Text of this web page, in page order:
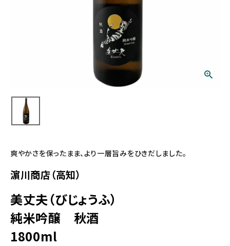
爽やかさを保ったまま、より一層旨みをひきだしました。
濵川商店（高知）
美丈夫（びじょうふ）
純米吟醸 秋酒
1800ml